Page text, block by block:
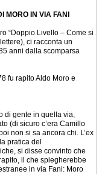
MORO IN VIA FANI
“Doppio Livello – Come si
ci racconta un
anni dalla scomparsa
fu rapito Aldo Moro e
di gente in quella via,
(di sicuro c’era Camillo
non si sa ancora chi. L’ex
pratica del
si disse convinto che
il che spiegherebbe
in via Fani: Moro